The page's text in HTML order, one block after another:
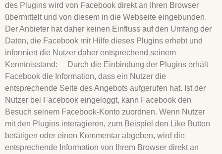
des Plugins wird von Facebook direkt an Ihren Browser
übermittelt und von diesem in die Webseite eingebunden.
Der Anbieter hat daher keinen Einfluss auf den Umfang der
Daten, die Facebook mit Hilfe dieses Plugins erhebt und
informiert die Nutzer daher entsprechend seinem
Kenntnisstand: Durch die Einbindung der Plugins erhält
Facebook die Information, dass ein Nutzer die
entsprechende Seite des Angebots aufgerufen hat. Ist der
Nutzer bei Facebook eingeloggt, kann Facebook den
Besuch seinem Facebook-Konto zuordnen. Wenn Nutzer
mit den Plugins interagieren, zum Beispiel den Like Button
betätigen oder einen Kommentar abgeben, wird die
entsprechende Information von Ihrem Browser direkt an